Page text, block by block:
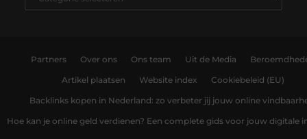
Partners Over ons Ons team Uit de Media
Artikel plaatsen Website index Cookiebeleid (EU)
Backlinks kopen in Nederland: zo verbeter jij jouw online
Hoe kan je online geld verdienen? Een complete gids voor jouw digitale